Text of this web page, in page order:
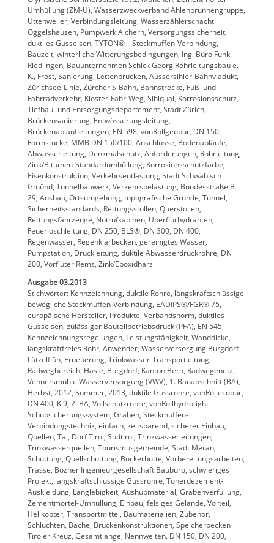
Umhüllung (ZM-U), Wasserzweckverband Ahlenbrunnengruppe,
Uttenweiler, Verbindungsleitung, Wasserzählerschacht
Oggelshausen, Pumpwerk Aichern, Versorgungssicherheit,
duktiles Gusseisen, TYTON® – Steckmuffen-Verbindung,
Bauzeit, winterliche Witterungsbedingungen, Ing. Büro Funk,
Riedlingen, Bauunternehmen Schick Georg Rohrleitungsbau e.
K., Frost, Sanierung, Lettenbrücken, Aussersihler-Bahnviadukt,
Zürichsee-Linie, Zürcher S-Bahn, Bahnstrecke, Fuß- und
Fahrradverkehr, Kloster-Fahr-Weg, Sihlquai, Korrosionsschutz,
Tiefbau- und Entsorgungsdepartement, Stadt Zürich,
Brückensanierung, Entwässerungsleitung,
Brückenablaufleitungen, EN 598, vonRollgeopur, DN 150,
Formstücke, MMB DN 150/100, Anschlüsse, Bodenabläufe,
Abwasserleitung, Denkmalschutz, Anforderungen, Rohrleitung,
Zink/Bitumen-Standardumhüllung, Korrosionsschutzfarbe,
Eisenkonstruktion, Verkehrsentlastung, Stadt Schwäbisch
Gmünd, Tunnelbauwerk, Verkehrsbelastung, Bundesstraße B
29, Ausbau, Ortsumgehung, topografische Gründe, Tunnel,
Sicherheitsstandards, Rettungsstollen, Querstollen,
Rettungsfahrzeuge, Notrufkabinen, Überflurhydranten,
Feuerlöschleitung, DN 250, BLS®, DN 300, DN 400,
Regenwasser, Regenklärbecken, gereinigtes Wasser,
Pumpstation, Druckleitung, duktile Abwasserdruckrohre, DN
200, Vorfluter Rems, Zink/Epoxidharz
Ausgabe 03.2013
Stichwörter: Kennzeichnung, duktile Rohre, längskraftschlüssige
bewegliche Steckmuffen-Verbindung, EADIPS®/FGR® 75,
europäische Hersteller, Produkte, Verbandsnorm, duktiles
Gusseisen, zulässiger Bauteilbetriebsdruck (PFA), EN 545,
Kennzeichnungsregelungen, Leistungsfähigkeit, Wanddicke,
längskraftfreies Rohr, Anwender, Wasserversorgung Burgdorf
Lützelflüh, Erneuerung, Trinkwasser-Transportleitung,
Radwegbereich, Hasle, Burgdorf, Kanton Bern, Radwegenetz,
Vennersmühle Wasserversorgung (VWV), 1. Bauabschnitt (BA),
Herbst, 2012, Sommer, 2013, duktile Gussrohre, vonRollecopur,
DN 400, K 9, 2. BA, Vollschutzrohre, vonRollhydrotight-
Schubsicherungssystem, Graben, Steckmuffen-
Verbindungstechnik, einfach, zeitsparend, sicherer Einbau,
Quellen, Tal, Dorf Tirol, Südtirol, Trinkwasserleitungen,
Trinkwasserquellen, Tourismusgemeinde, Stadt Meran,
Schüttung, Quellschüttung, Bockerhütte, Vorbereitungsarbeiten,
Trasse, Bozner Ingenieurgesellschaft Baubüro, schwieriges
Projekt, längskraftschlüssige Gussrohre, Tonerdezement-
Auskleidung, Langlebigkeit, Aushubmaterial, Grabenverfüllung,
Zementmörtel-Umhüllung, Einbau, felsiges Gelände, Vorteil,
Helikopter, Transportmittel, Baumaterialien, Zubehör,
Schluchten, Bäche, Brückenkonstruktionen, Speicherbecken
Tiroler Kreuz, Gesamtlänge, Nennweiten, DN 150, DN 200,